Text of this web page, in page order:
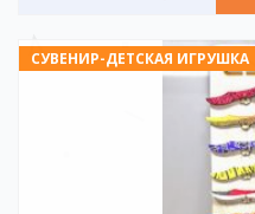
СУВЕНИР-ДЕТСКАЯ ИГРУШКА